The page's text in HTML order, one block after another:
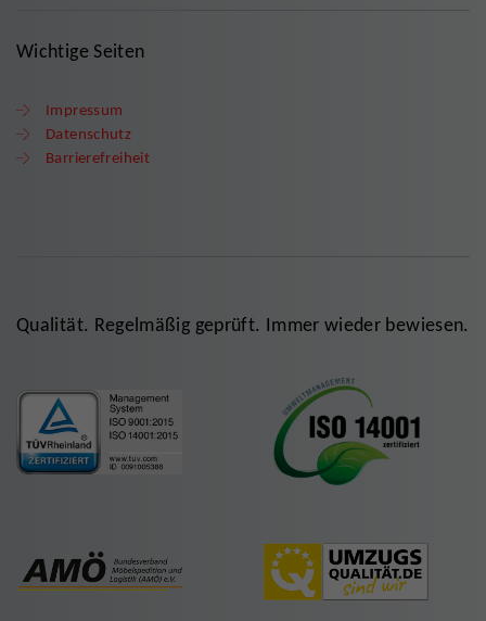
Wichtige Seiten
Impressum
Datenschutz
Barrierefreiheit
Qualität. Regelmäßig geprüft. Immer wieder bewiesen.